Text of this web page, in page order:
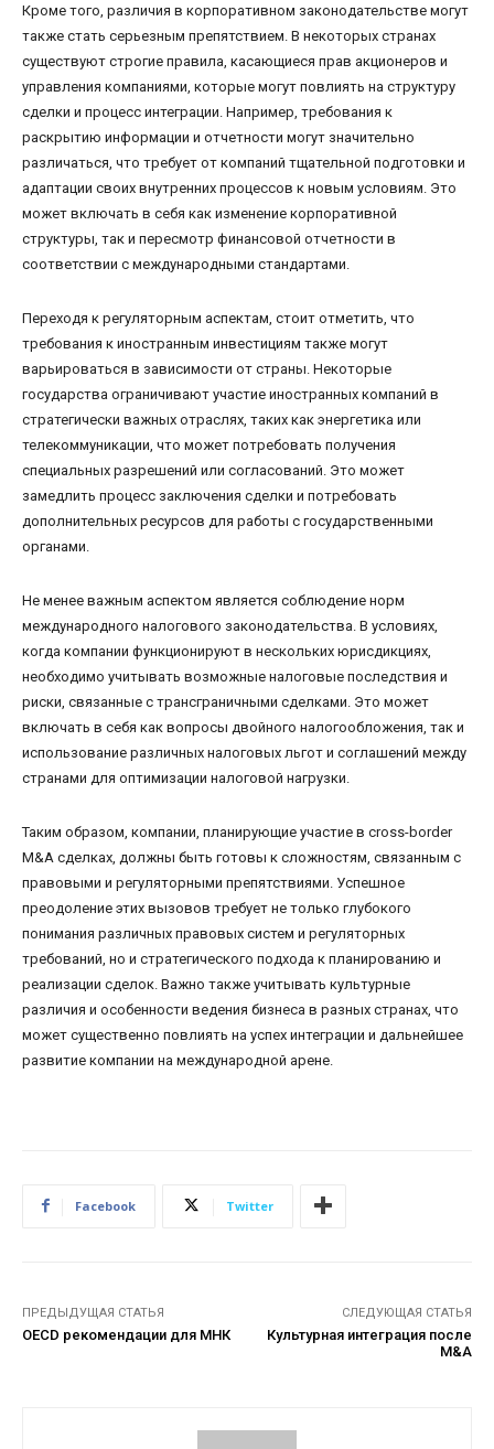
Кроме того, различия в корпоративном законодательстве могут
также стать серьезным препятствием. В некоторых странах
существуют строгие правила, касающиеся прав акционеров и
управления компаниями, которые могут повлиять на структуру
сделки и процесс интеграции. Например, требования к
раскрытию информации и отчетности могут значительно
различаться, что требует от компаний тщательной подготовки и
адаптации своих внутренних процессов к новым условиям. Это
может включать в себя как изменение корпоративной
структуры, так и пересмотр финансовой отчетности в
соответствии с международными стандартами.
Переходя к регуляторным аспектам, стоит отметить, что
требования к иностранным инвестициям также могут
варьироваться в зависимости от страны. Некоторые
государства ограничивают участие иностранных компаний в
стратегически важных отраслях, таких как энергетика или
телекоммуникации, что может потребовать получения
специальных разрешений или согласований. Это может
замедлить процесс заключения сделки и потребовать
дополнительных ресурсов для работы с государственными
органами.
Не менее важным аспектом является соблюдение норм
международного налогового законодательства. В условиях,
когда компании функционируют в нескольких юрисдикциях,
необходимо учитывать возможные налоговые последствия и
риски, связанные с трансграничными сделками. Это может
включать в себя как вопросы двойного налогообложения, так и
использование различных налоговых льгот и соглашений между
странами для оптимизации налоговой нагрузки.
Таким образом, компании, планирующие участие в cross-border
M&A сделках, должны быть готовы к сложностям, связанным с
правовыми и регуляторными препятствиями. Успешное
преодоление этих вызовов требует не только глубокого
понимания различных правовых систем и регуляторных
требований, но и стратегического подхода к планированию и
реализации сделок. Важно также учитывать культурные
различия и особенности ведения бизнеса в разных странах, что
может существенно повлиять на успех интеграции и дальнейшее
развитие компании на международной арене.
Facebook Twitter
ПРЕДЫДУЩАЯ СТАТЬЯ
OECD рекомендации для МНК
СЛЕДУЮЩАЯ СТАТЬЯ
Культурная интеграция после
M&A